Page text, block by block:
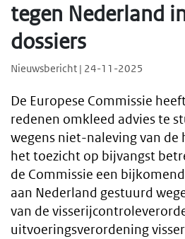
tegen Nederland
dossiers
Nieuwsbericht | 24-11-2025
De Europese Commissie
redenen omkleed advies te
wegens niet-naleving van
het toezicht op bijvangst
de Commissie een
aan Nederland gestuurd
van de
uitvoeringsverordening